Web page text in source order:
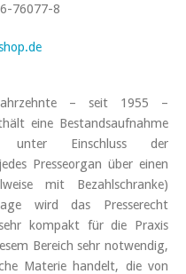
76077-8
– seit 1955 –
eine Bestandsaufnahme
unter Einschluss der
Presseorgan über einen
mit Bezahlschranke)
wird das Presserecht
kompakt für die Praxis
Bereich sehr notwendig,
Materie handelt, die von